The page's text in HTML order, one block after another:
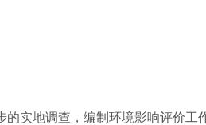
实地调查，编制环境影响评价工